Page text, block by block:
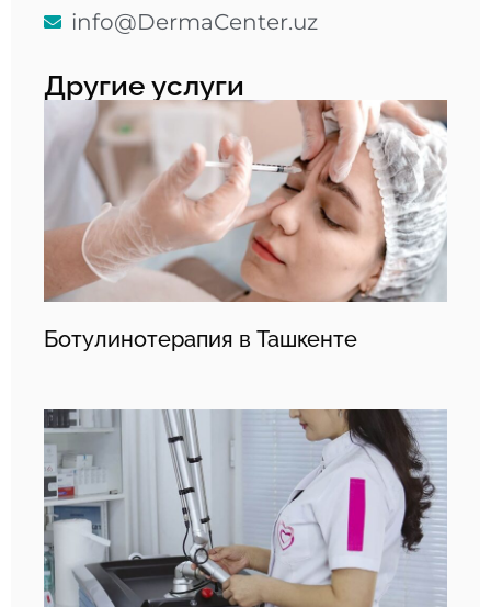
info@DermaCenter.uz
Другие услуги
Ботулинотерапия в Ташкенте